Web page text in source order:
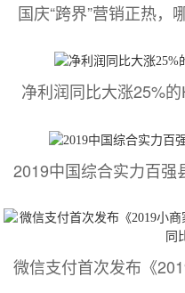
国庆“跨界”营销正热，
净利润同比大涨25%
2019中国综合实力百强
微信支付首次发布《